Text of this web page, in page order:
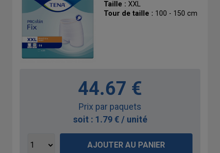
Taille : XXL
Tour de taille : 100 - 150 cm
44.67 €
Prix par paquets
soit : 1.79 € / unité
AJOUTER AU PANIER